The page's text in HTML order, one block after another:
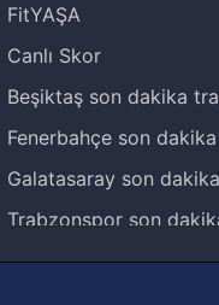
FitYAŞA
Canlı Skor
Beşiktaş son dakika
Fenerbahçe son
Galatasaray son
Trabzonspor son